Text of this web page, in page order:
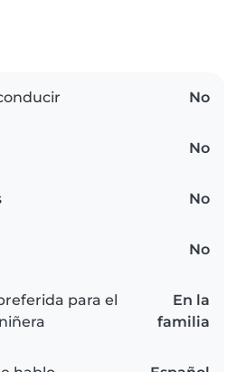
No
No
No
No
para el
En la
familia